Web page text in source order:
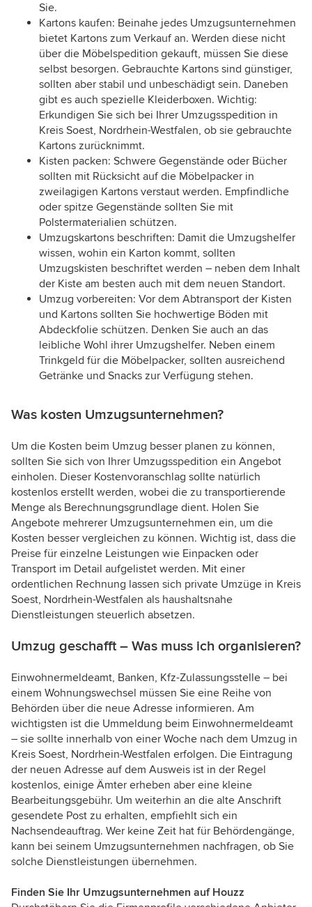
Sie.
Kartons kaufen: Beinahe jedes Umzugsunternehmen
bietet Kartons zum Verkauf an. Werden diese nicht
über die Möbelspedition gekauft, müssen Sie diese
selbst besorgen. Gebrauchte Kartons sind günstiger,
sollten aber stabil und unbeschädigt sein. Daneben
gibt es auch spezielle Kleiderboxen. Wichtig:
Erkundigen Sie sich bei Ihrer Umzugsspedition in
Kreis Soest, Nordrhein-Westfalen, ob sie gebrauchte
Kartons zurücknimmt.
Kisten packen: Schwere Gegenstände oder Bücher
sollten mit Rücksicht auf die Möbelpacker in
zweilagigen Kartons verstaut werden. Empfindliche
oder spitze Gegenstände sollten Sie mit
Polstermaterialien schützen.
Umzugskartons beschriften: Damit die Umzugshelfer
wissen, wohin ein Karton kommt, sollten
Umzugskisten beschriftet werden – neben dem Inhalt
der Kiste am besten auch mit dem neuen Standort.
Umzug vorbereiten: Vor dem Abtransport der Kisten
und Kartons sollten Sie hochwertige Böden mit
Abdeckfolie schützen. Denken Sie auch an das
leibliche Wohl ihrer Umzugshelfer. Neben einem
Trinkgeld für die Möbelpacker, sollten ausreichend
Getränke und Snacks zur Verfügung stehen.
Was kosten Umzugsunternehmen?
Um die Kosten beim Umzug besser planen zu können,
sollten Sie sich von Ihrer Umzugsspedition ein Angebot
einholen. Dieser Kostenvoranschlag sollte natürlich
kostenlos erstellt werden, wobei die zu transportierende
Menge als Berechnungsgrundlage dient. Holen Sie
Angebote mehrerer Umzugsunternehmen ein, um die
Kosten besser vergleichen zu können. Wichtig ist, dass die
Preise für einzelne Leistungen wie Einpacken oder
Transport im Detail aufgelistet werden. Mit einer
ordentlichen Rechnung lassen sich private Umzüge in Kreis
Soest, Nordrhein-Westfalen als haushaltsnahe
Dienstleistungen steuerlich absetzen.
Umzug geschafft – Was muss ich organisieren?
Einwohnermeldeamt, Banken, Kfz-Zulassungsstelle – bei
einem Wohnungswechsel müssen Sie eine Reihe von
Behörden über die neue Adresse informieren. Am
wichtigsten ist die Ummeldung beim Einwohnermeldeamt
– sie sollte innerhalb von einer Woche nach dem Umzug in
Kreis Soest, Nordrhein-Westfalen erfolgen. Die Eintragung
der neuen Adresse auf dem Ausweis ist in der Regel
kostenlos, einige Ämter erheben aber eine kleine
Bearbeitungsgebühr. Um weiterhin an die alte Anschrift
gesendete Post zu erhalten, empfiehlt sich ein
Nachsendeauftrag. Wer keine Zeit hat für Behördengänge,
kann bei seinem Umzugsunternehmen nachfragen, ob Sie
solche Dienstleistungen übernehmen.
Finden Sie Ihr Umzugsunternehmen auf Houzz